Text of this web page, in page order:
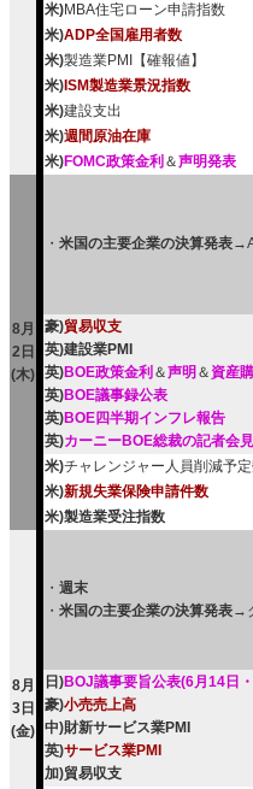
米)MBA住宅ローン申請指数
米)ADP全国雇用者数
米)製造業PMI【確報値】
米) ISM製造業景況指数
米)建設支出
米)週間原油在庫
米)FOMC政策金利 ＆声明発表
8月
2日
(木)
・ 米国の主要企業の決算発表
豪)貿易収支
英)建設業PMI
英)BOE政策金利 ＆声明 ＆資産
英)BOE議事録公表
英)BOE四半期インフレ報告
英)カーニーBOE総裁の記者会見
米)チャレンジャー人員削減予
米)新規失業保険申請件数
米)製造業受注指数
8月
3日
(金)
・ 週末
・ 米国の主要企業の決算発表→
日)BOJ議事要旨公表(6月14日
豪)小売売上高
中)財新サービス業PMI
英)サービス業PMI
加)貿易収支